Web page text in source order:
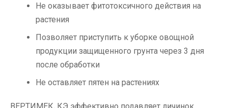
Не оказывает фитотоксичного действия на
растения
Позволяет приступить к уборке овощной
продукции защищенного грунта через 3 дня
после обработки
Не оставляет пятен на растениях